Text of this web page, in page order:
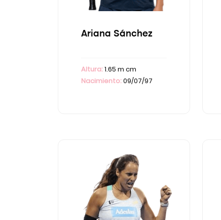
Ariana Sánchez
Altura:1.65 m cm
Nacimiento:09/07/97